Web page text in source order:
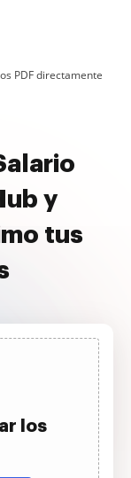
PDF directamente
y
tus
los